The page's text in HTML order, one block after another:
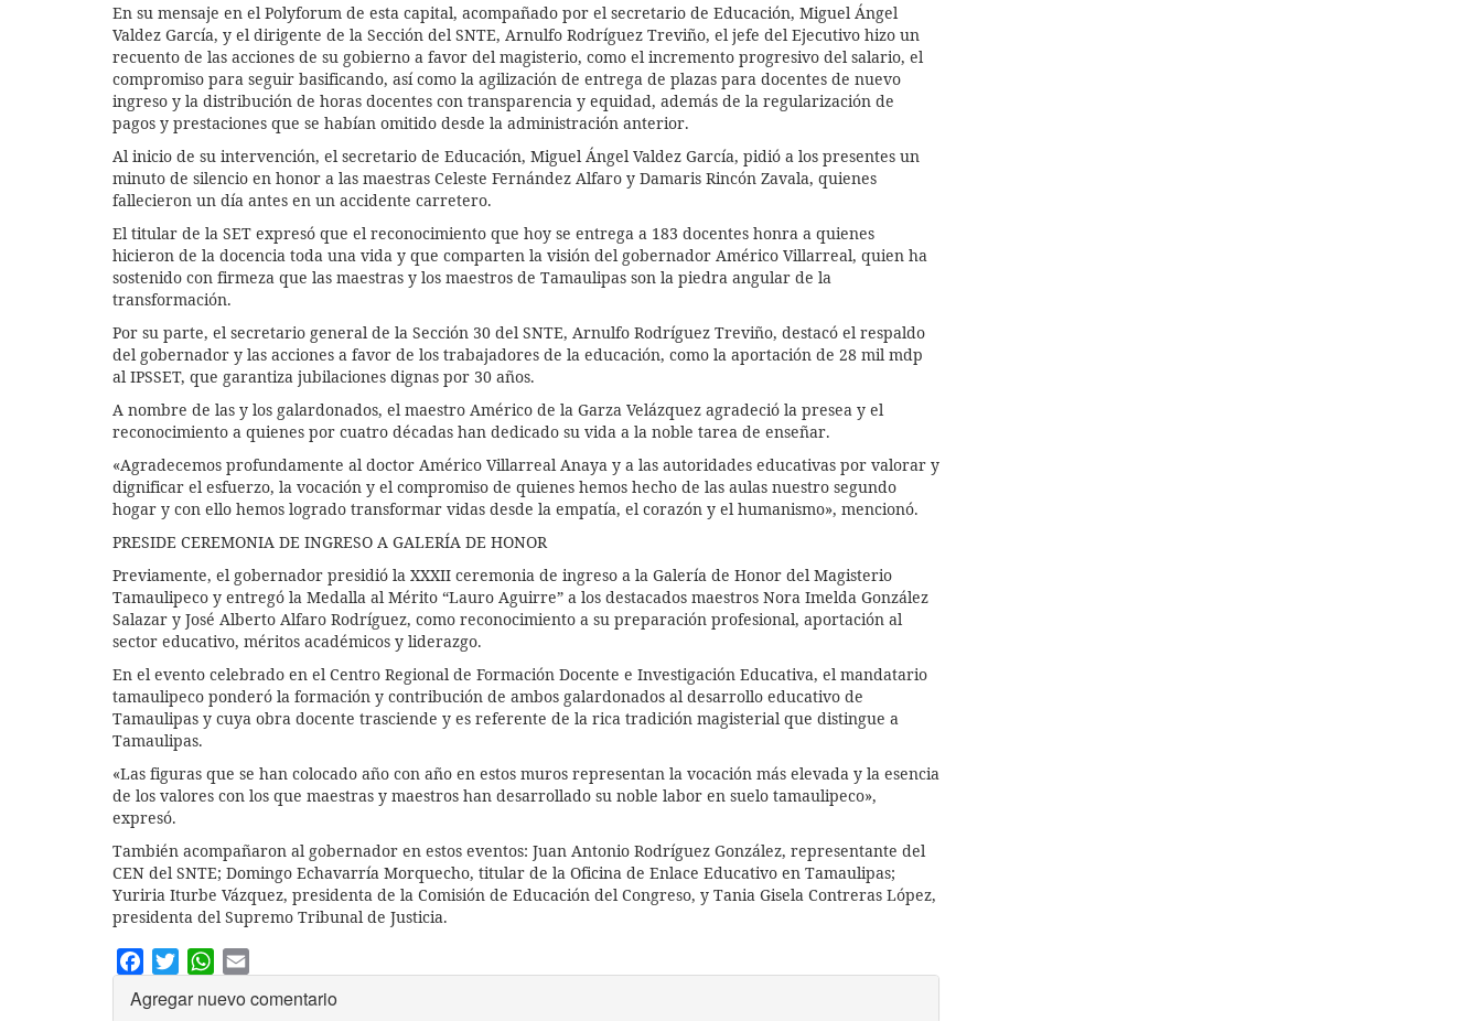
En su mensaje en el Polyforum de esta capital, acompañado por el secretario de Educación, Miguel Ángel
Valdez García, y el dirigente de la Sección del SNTE, Arnulfo Rodríguez Treviño, el jefe del Ejecutivo hizo un
recuento de las acciones de su gobierno a favor del magisterio, como el incremento progresivo del salario, el
compromiso para seguir basificando, así como la agilización de entrega de plazas para docentes de nuevo
ingreso y la distribución de horas docentes con transparencia y equidad, además de la regularización de
pagos y prestaciones que se habían omitido desde la administración anterior.
Al inicio de su intervención, el secretario de Educación, Miguel Ángel Valdez García, pidió a los presentes un
minuto de silencio en honor a las maestras Celeste Fernández Alfaro y Damaris Rincón Zavala, quienes
fallecieron un día antes en un accidente carretero.
El titular de la SET expresó que el reconocimiento que hoy se entrega a 183 docentes honra a quienes
hicieron de la docencia toda una vida y que comparten la visión del gobernador Américo Villarreal, quien ha
sostenido con firmeza que las maestras y los maestros de Tamaulipas son la piedra angular de la
transformación.
Por su parte, el secretario general de la Sección 30 del SNTE, Arnulfo Rodríguez Treviño, destacó el respaldo
del gobernador y las acciones a favor de los trabajadores de la educación, como la aportación de 28 mil mdp
al IPSSET, que garantiza jubilaciones dignas por 30 años.
A nombre de las y los galardonados, el maestro Américo de la Garza Velázquez agradeció la presea y el
reconocimiento a quienes por cuatro décadas han dedicado su vida a la noble tarea de enseñar.
«Agradecemos profundamente al doctor Américo Villarreal Anaya y a las autoridades educativas por valorar y
dignificar el esfuerzo, la vocación y el compromiso de quienes hemos hecho de las aulas nuestro segundo
hogar y con ello hemos logrado transformar vidas desde la empatía, el corazón y el humanismo», mencionó.
PRESIDE CEREMONIA DE INGRESO A GALERÍA DE HONOR
Previamente, el gobernador presidió la XXXII ceremonia de ingreso a la Galería de Honor del Magisterio
Tamaulipeco y entregó la Medalla al Mérito “Lauro Aguirre” a los destacados maestros Nora Imelda González
Salazar y José Alberto Alfaro Rodríguez, como reconocimiento a su preparación profesional, aportación al
sector educativo, méritos académicos y liderazgo.
En el evento celebrado en el Centro Regional de Formación Docente e Investigación Educativa, el mandatario
tamaulipeco ponderó la formación y contribución de ambos galardonados al desarrollo educativo de
Tamaulipas y cuya obra docente trasciende y es referente de la rica tradición magisterial que distingue a
Tamaulipas.
«Las figuras que se han colocado año con año en estos muros representan la vocación más elevada y la esencia
de los valores con los que maestras y maestros han desarrollado su noble labor en suelo tamaulipeco»,
expresó.
También acompañaron al gobernador en estos eventos: Juan Antonio Rodríguez González, representante del
CEN del SNTE; Domingo Echavarría Morquecho, titular de la Oficina de Enlace Educativo en Tamaulipas;
Yuriria Iturbe Vázquez, presidenta de la Comisión de Educación del Congreso, y Tania Gisela Contreras López,
presidenta del Supremo Tribunal de Justicia.
Facebook
TwitterWhatsApp
Agregar nuevo comentario